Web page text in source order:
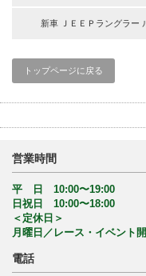
新車 ＪＥＥＰラングラー
トップページに戻る
営業時間
平 日 10:00〜19:00
日祝日 10:00〜18:00
＜定休日＞
月曜日／レース・イベント
電話